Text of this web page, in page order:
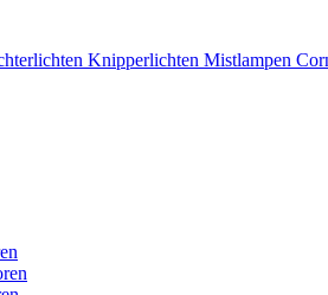
Knipperlichten Mistlampen